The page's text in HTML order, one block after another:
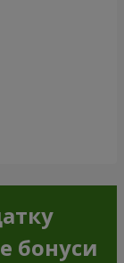
бонуси